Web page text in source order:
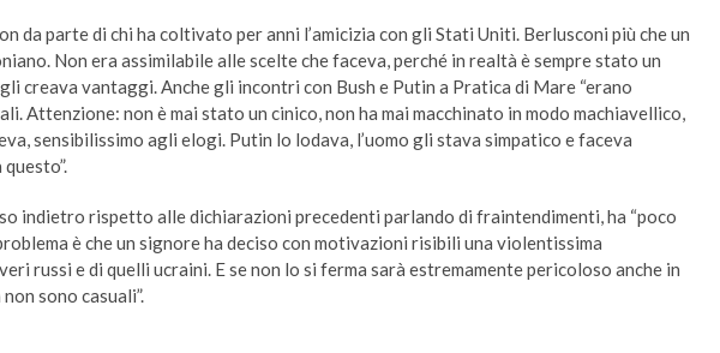
da parte di chi ha coltivato per anni l’amicizia con gli Stati Uniti. Berlusconi più che un
Non era assimilabile alle scelte che faceva, perché in realtà è sempre stato un
creava vantaggi. Anche gli incontri con Bush e Putin a Pratica di Mare “erano
Attenzione: non è mai stato un cinico, non ha mai macchinato in modo machiavellico,
sensibilissimo agli elogi. Putin lo lodava, l’uomo gli stava simpatico e faceva
indietro rispetto alle dichiarazioni precedenti parlando di fraintendimenti, ha “poco
è che un signore ha deciso con motivazioni risibili una violentissima
russi e di quelli ucraini. E se non lo si ferma sarà estremamente pericoloso anche in
sono casuali”.